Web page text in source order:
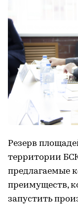
Резерв
территории
предлагаемые
преимуществ,
запустить